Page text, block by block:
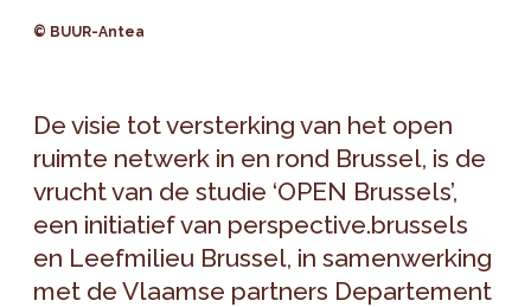
© BUUR-Antea
De visie tot versterking van het open
ruimte netwerk in en rond Brussel, is de
vrucht van de studie ‘OPEN Brussels’,
een initiatief van perspective.brussels
en Leefmilieu Brussel, in samenwerking
met de Vlaamse partners Departement